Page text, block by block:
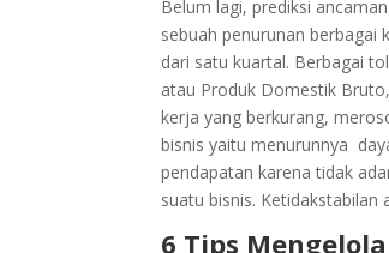
Belum lagi, prediksi
sebuah penurunan berbagai
dari satu kuartal. Berbagai
atau Produk Domestik
kerja yang berkurang,
bisnis yaitu menurunnya
pendapatan karena tidak
suatu bisnis.
6 Tips